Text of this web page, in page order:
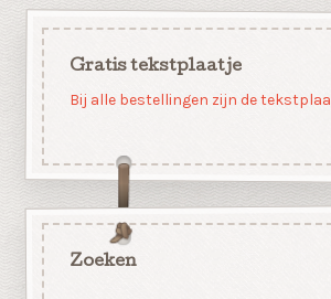
Gratis tekstplaatje
Bij alle bestellingen zijn de
Zoeken